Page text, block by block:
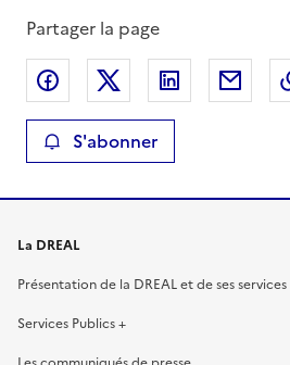
Partager la page
Partager sur Facebook
Partager sur X
Partager
S'abonner
La DREAL
Présentation de la DREAL et de ses services
Services Publics +